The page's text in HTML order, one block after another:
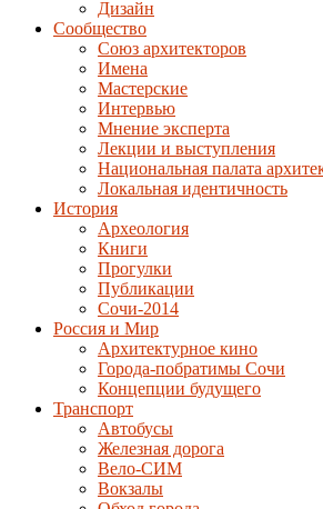
Дизайн
Сообщество
Союз архитекторов
Имена
Мастерские
Интервью
Мнение эксперта
Лекции и выступления
Национальная палата
Локальная идентичность
История
Археология
Книги
Прогулки
Публикации
Сочи-2014
Россия и Мир
Архитектурное кино
Города-побратимы Сочи
Концепции будущего
Транспорт
Автобусы
Железная дорога
Вело-СИМ
Вокзалы